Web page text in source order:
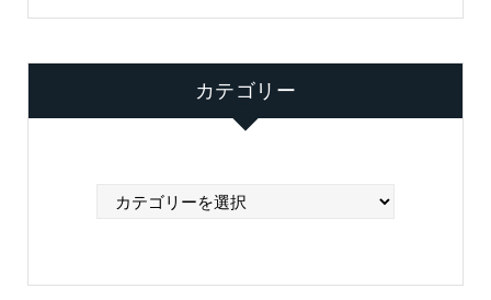
カテゴリー
カ
リ